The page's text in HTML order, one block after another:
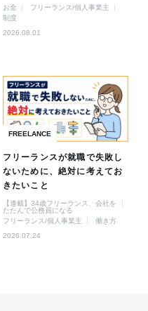
お金
フリーランス/個人事業主
制度
2026.08.01
FREELANCE
フリーランスが就職で失敗し
ないために、絶対に考えてお
きたいこと
【連載】34歳フリーランス、会社を
たたんで公務員になる
フリーランス/個人事業主
働き方
2026.07.24